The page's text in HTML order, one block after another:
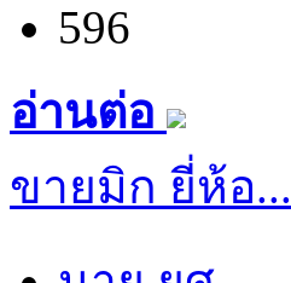
596
อ่านต่อ
ขายมิก ยี่ห้อ...